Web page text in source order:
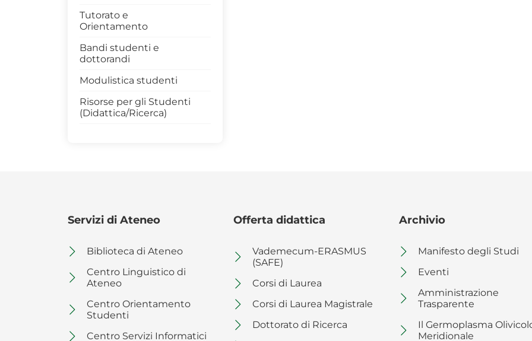
Tutorato e
Orientamento
Bandi studenti e
dottorandi
Modulistica studenti
Risorse per gli Studenti
(Didattica/Ricerca)
Servizi di Ateneo
Biblioteca di Ateneo
Centro Linguistico di
Ateneo
Centro Orientamento
Studenti
Centro Servizi Informatici
Offerta didattica
Vademecum-ERASMUS
(SAFE)
Corsi di Laurea
Corsi di Laurea Magistrale
Dottorato di Ricerca
Archivio
Manifesto degli Studi
Eventi
Amministrazione
Trasparente
Il Germoplasma
Meridionale